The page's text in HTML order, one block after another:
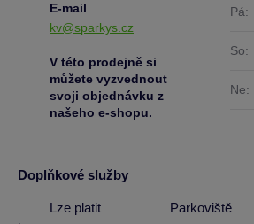
E-mail
kv@sparkys.cz
V této prodejně si
můžete vyzvednout
svoji objednávku z
našeho e-shopu.
Pá:
So:
Ne:
Doplňkové služby
Lze platit
Parkoviště